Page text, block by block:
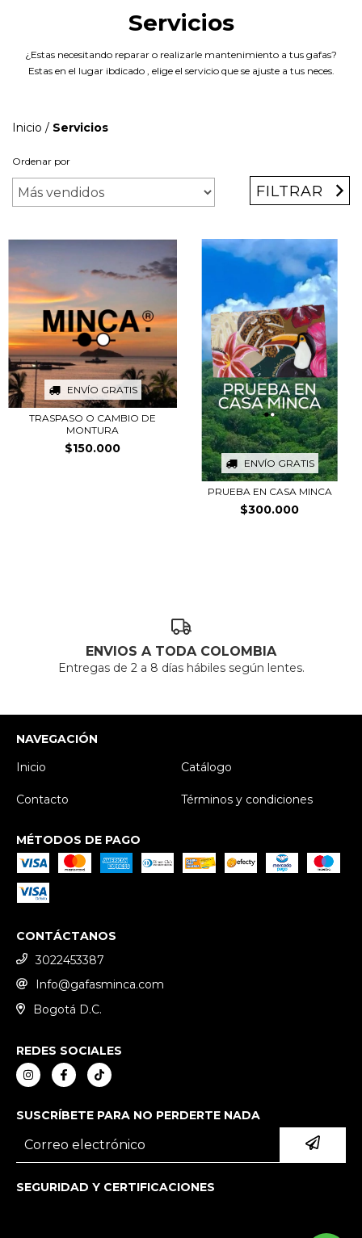
Servicios
¿Estas necesitando reparar o realizarle mantenimiento a tus gafas?
Estas en el lugar ibdicado , elige el servicio que se ajuste a tus neces.
Inicio / Servicios
Ordenar por
FILTRAR
ENVÍO GRATIS
TRASPASO O CAMBIO DE
MONTURA
$150.000
ENVÍO GRATIS
PRUEBA EN CASA MINCA
$300.000
ENVIOS A TODA COLOMBIA
Entregas de 2 a 8 días hábiles según lentes.
NAVEGACIÓN
Inicio
Catálogo
Contacto Términos y condiciones
MÉTODOS DE PAGO
CONTÁCTANOS
3022453387
Info@gafasminca.com
Bogotá D.C.
REDES SOCIALES
SUSCRÍBETE PARA NO PERDERTE NADA
SEGURIDAD Y CERTIFICACIONES